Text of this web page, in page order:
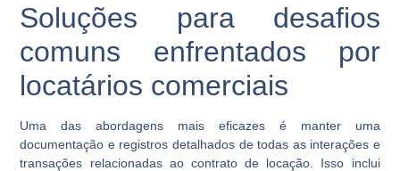
Soluções para desafios
comuns enfrentados por
locatários comerciais
Uma das abordagens mais eficazes é manter uma
documentação e registros detalhados de todas as interações e
transações relacionadas ao contrato de locação. Isso inclui